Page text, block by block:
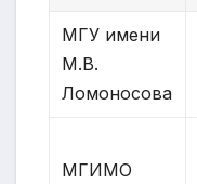
МГУ имени
М.В.
Ломоносова
МГИМО